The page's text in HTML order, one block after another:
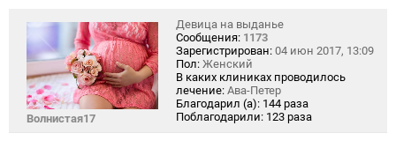
Волнистая17
Девица на выданье
Сообщения: 1173
Зарегистрирован: 04 июн 2017, 13:09
Пол: Женский
В каких клиниках проводилось
лечение: Ава-Петер
Благодарил (а): 144 раза
Поблагодарили: 123 раза